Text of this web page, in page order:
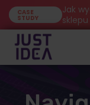
CASE
STUDY
Jak